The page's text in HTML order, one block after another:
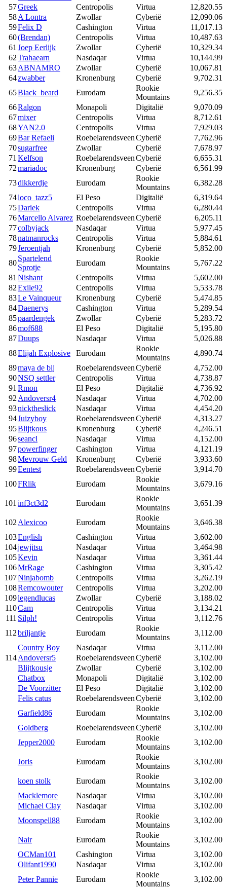
57Greek Centropolis Virtua
12,820.55
58A Lontra Zwollar Cyberië
12,090.06
59Felix D Cashington Virtua
11,017.13
60(Brendan) Centropolis Virtua
10,487.63
61Joep Eerlijk Zwollar Cyberië
10,329.34
62Trahaearn Nasdaqar Virtua
10,144.99
63ABNAMRO Zwollar Cyberië
10,067.81
64zwabber Kronenburg Cyberië
9,702.31
65Black_beard Eurodam
Rookie
Mountains
9,256.35
66Ralgon Monapoli Digitalië
9,070.09
67mixer Centropolis Virtua
8,712.61
68YAN2.0 Centropolis Virtua
7,929.03
69Bar Refaeli RoebelarendsveenCyberië
7,762.96
70sugarfree Zwollar Cyberië
7,678.97
71Kelfson RoebelarendsveenCyberië
6,655.31
72mariadoc Kronenburg Cyberië
6,561.99
73dikkerdje Eurodam
Rookie
Mountains
6,382.28
74loco_tazz5 El Peso Digitalië
6,319.64
75Dariek Centropolis Virtua
6,280.44
76Marcello Alvarez RoebelarendsveenCyberië
6,205.11
77colbyjack Nasdaqar Virtua
5,977.45
78natmanrocks Centropolis Virtua
5,884.61
79Jeroentjah Kronenburg Cyberië
5,852.00
80
Spartelend
Sprotje
Eurodam
Rookie
Mountains
5,767.22
81Nishant Centropolis Virtua
5,602.00
82Exile92 Centropolis Virtua
5,533.78
83Le Vainqueur Kronenburg Cyberië
5,474.85
84Daenerys Cashington Virtua
5,289.54
85paardengek Zwollar Cyberië
5,283.72
86mof688 El Peso Digitalië
5,195.80
87Duups Nasdaqar Virtua
5,026.88
88Elijah Explosive Eurodam
Rookie
Mountains
4,890.74
89maya de bij RoebelarendsveenCyberië
4,752.00
90NSQ settler Centropolis Virtua
4,738.87
91Rmon El Peso Digitalië
4,736.92
92Andoversr4 Nasdaqar Virtua
4,702.00
93nicktheslick Nasdaqar Virtua
4,454.20
94Juizyboy RoebelarendsveenCyberië
4,313.27
95Blijtkous Kronenburg Cyberië
4,246.51
96seancl Nasdaqar Virtua
4,152.00
97powerfinger Cashington Virtua
4,121.19
98Mevrouw Geld Kronenburg Cyberië
3,933.60
99Eentest RoebelarendsveenCyberië
3,914.70
100FRlik Eurodam
Rookie
Mountains
3,679.16
101inf3ct3d2 Eurodam
Rookie
Mountains
3,651.39
102Alexicoo Eurodam
Rookie
Mountains
3,646.38
103English Cashington Virtua
3,602.00
104jewjitsu Nasdaqar Virtua
3,464.98
105Kevin Nasdaqar Virtua
3,361.44
106MrRage Cashington Virtua
3,305.42
107Ninjabomb Centropolis Virtua
3,262.19
108Remcowouter Centropolis Virtua
3,202.00
109legendlucas Zwollar Cyberië
3,188.02
110Cam Centropolis Virtua
3,134.21
111 Silph! Centropolis Virtua
3,112.76
112briljantje Eurodam
Rookie
Mountains
3,112.00
Country Boy
Nasdaqar Virtua
3,112.00
114Andoversr5 RoebelarendsveenCyberië
3,102.00
Blijtkousje
Zwollar Cyberië
3,102.00
Chatbox
Monapoli Digitalië
3,102.00
De Voorzitter
El Peso Digitalië
3,102.00
Felis catus
RoebelarendsveenCyberië
3,102.00
Garfield86
Eurodam
Rookie
Mountains
3,102.00
Goldberg
RoebelarendsveenCyberië
3,102.00
Jepper2000
Eurodam
Rookie
Mountains
3,102.00
Joris Eurodam
Rookie
Mountains
3,102.00
koen stolk Eurodam
Rookie
Mountains
3,102.00
Macklemore
Nasdaqar Virtua
3,102.00
Michael Clay
Nasdaqar Virtua
3,102.00
Moonspell88
Eurodam
Rookie
Mountains
3,102.00
Nair Eurodam
Rookie
Mountains
3,102.00
OCMan101
Cashington Virtua
3,102.00
Olifant1990
Nasdaqar Virtua
3,102.00
Peter Pannie
Eurodam
Rookie
Mountains
3,102.00